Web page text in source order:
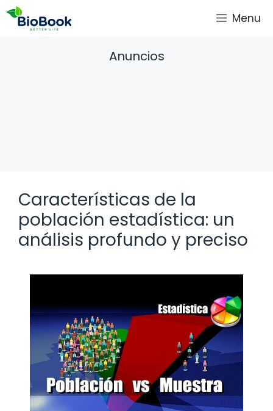
Saltar
Menu
Anuncios
Características de la
población estadística: un
análisis profundo y preciso